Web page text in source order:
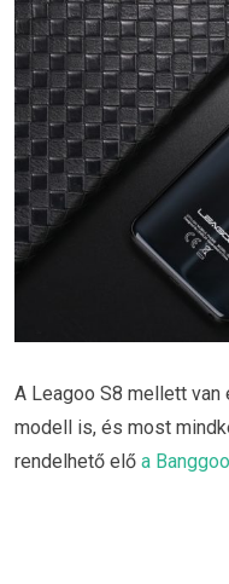
A Leagoo S8 mellett
modell is, és most
rendelhető elő a